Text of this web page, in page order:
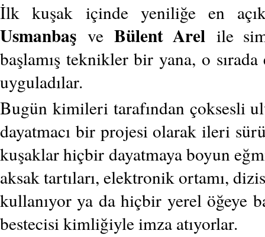
İlk kuşak içinde yeniliğe en
Usmanbaş veBülent Arel ile
başlamış teknikler bir yana, o
uyguladılar.
Bugün kimileri tarafından çoksesli
dayatmacı bir projesi olarak ileri
kuşaklar hiçbir dayatmaya boyun
aksak tartıları, elektronik ortamı,
kullanıyor ya da hiçbir yerel öğeye
bestecisi kimliğiyle imza atıyorlar.